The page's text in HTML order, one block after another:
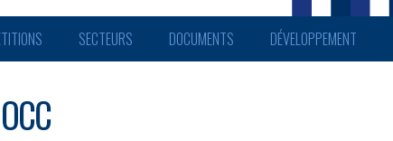
SECTEURS DOCUMENTS DÉVELOPPEMENT